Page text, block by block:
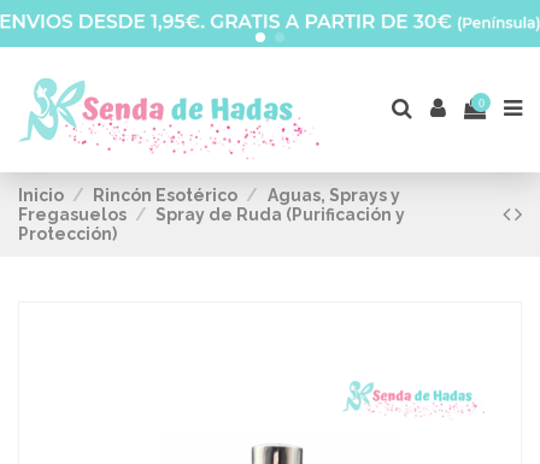
0
Inicio Rincón Esotérico
Aguas, Sprays y
Fregasuelos
Spray de Ruda (Purificación y
Protección)